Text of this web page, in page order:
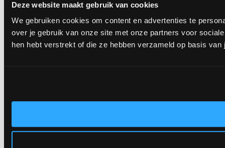
Deze website maakt gebruik van cookies
We gebruiken cookies om content en advertenties te
over je gebruik van onze site met onze partners voor
hen hebt verstrekt of die ze hebben verzameld op basis van